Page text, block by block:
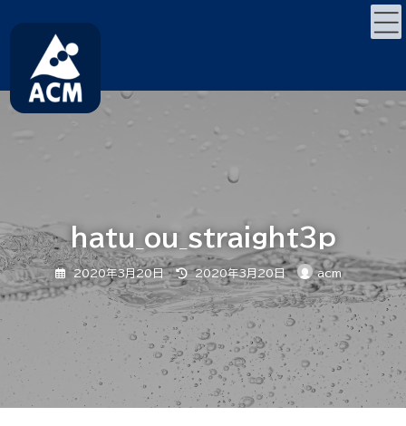
キ
ゲ
に
移
hatu_ou_straight3p
2020年3月20日
最
終
更
新
日
時
2020年3月20日 acm